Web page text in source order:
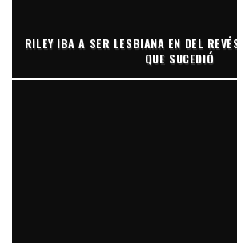
RILEY IBA A SER LESBIANA EN DEL
QUE SUCEDIÓ